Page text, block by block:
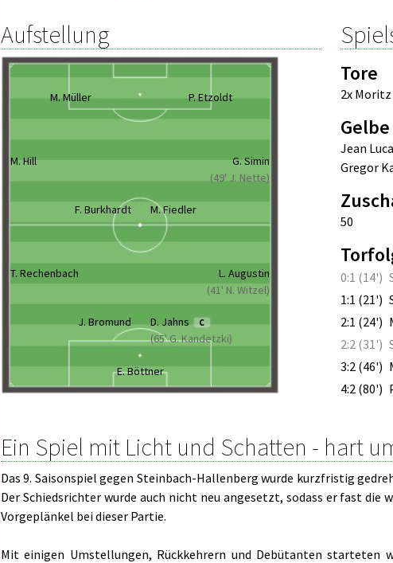
Aufstellung
M. Müller P. Etzoldt
M. Hill
G. Simin
(49' J. Nette)
F. Burkhardt M. Fiedler
T. Rechenbach
L. Augustin
(41' N. Witzel)
J. Bromund D. Jahns C
(65' G. Kandetzki)
E. Böttner
Tore
2x
Jean
Gregor
50
0:1 (14')
1:1 (21')
2:1 (24')
2:2 (31')
3:2 (46')
4:2 (80')
Ein Spiel mit Licht und Schatten - hart
Das 9. Saisonspiel gegen Steinbach-Hallenberg wurde kurzfristig
Der Schiedsrichter wurde auch nicht neu angesetzt, sodass er fast
Vorgeplänkel bei dieser Partie.
Mit einigen Umstellungen, Rückkehrern und Debütanten starteten